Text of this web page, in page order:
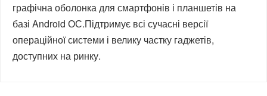
графічна оболонка для смартфонів і планшетів на
базі Android ОС.Підтримує всі сучасні версії
операційної системи і велику частку гаджетів,
доступних на ринку.